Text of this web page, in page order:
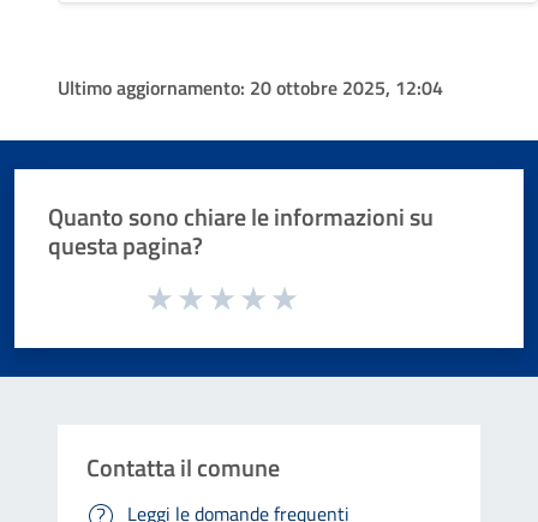
Ultimo aggiornamento: 20 ottobre 2025, 12:04
Quanto sono chiare le informazioni su
questa pagina?
Valuta da 1 a 5 stelle la pagina
Contatta il comune
Leggi le domande frequenti